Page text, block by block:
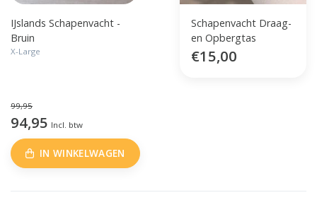
IJslands Schapenvacht -
Bruin
X-Large
Schapenvacht Draag-
en Opbergtas
€15,00
99,95
94,95 Incl. btw
IN WINKELWAGEN